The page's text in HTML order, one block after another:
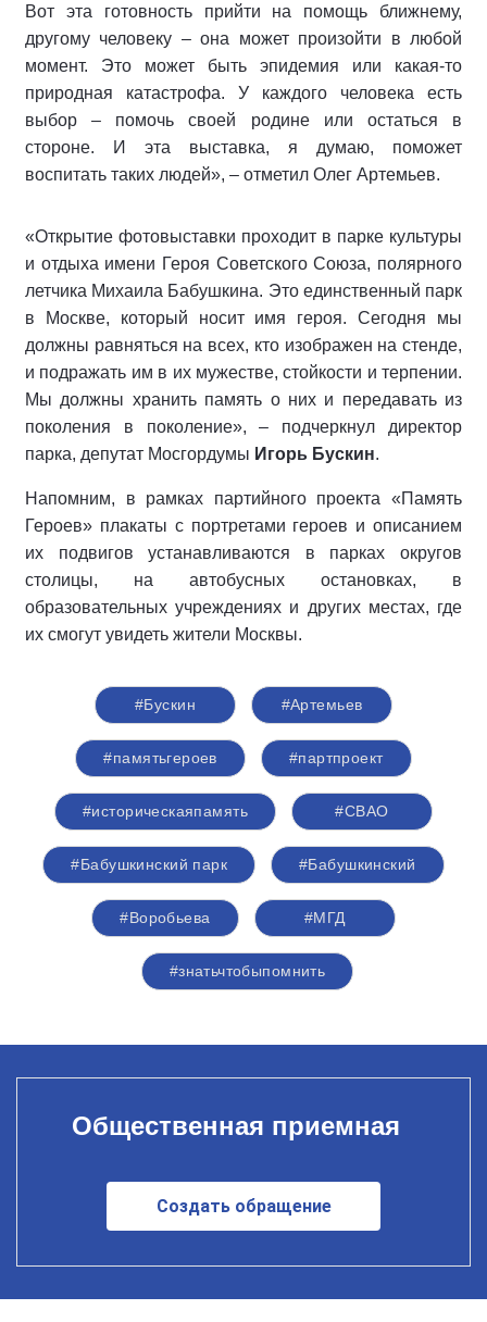
Вот эта готовность прийти на помощь ближнему,
другому человеку – она может произойти в любой
момент. Это может быть эпидемия или какая-то
природная катастрофа. У каждого человека есть
выбор – помочь своей родине или остаться в
стороне. И эта выставка, я думаю, поможет
воспитать таких людей», – отметил Олег Артемьев.
«Открытие фотовыставки проходит в парке культуры
и отдыха имени Героя Советского Союза, полярного
летчика Михаила Бабушкина. Это единственный парк
в Москве, который носит имя героя. Сегодня мы
должны равняться на всех, кто изображен на стенде,
и подражать им в их мужестве, стойкости и терпении.
Мы должны хранить память о них и передавать из
поколения в поколение», – подчеркнул директор
парка, депутат Мосгордумы Игорь Бускин.
Напомним, в рамках партийного проекта «Память
Героев» плакаты с портретами героев и описанием
их подвигов устанавливаются в парках округов
столицы, на автобусных остановках, в
образовательных учреждениях и других местах, где
их смогут увидеть жители Москвы.
#Бускин #Артемьев
#памятьгероев #партпроект
#историческаяпамять #СВАО
#Бабушкинский парк #Бабушкинский
#Воробьева #МГД
#знатьчтобыпомнить
Общественная приемная
Создать обращение